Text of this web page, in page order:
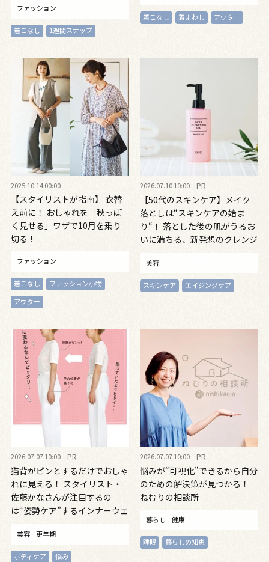
ファッション
着こなし 1週間スナップ
着こなし 着まわし アウター
2025.10.14 00:00
【スタイリストが指南】 衣替
え前に！ おしゃれを「秋っぽ
く見せる」ワザで10月を乗り
切る！
ファッション
着こなし
ファッション小物
アウター
2026.07.10 10:00 PR
【50代のスキンケア】メイク
落としは“スキンケアの始ま
り“！ 落とした後の肌がうるお
いに満ちる、新発想のクレンジ
美容
スキンケア エイジングケア
2026.07.07 10:00 PR
猫背がピンとするだけでおしゃ
れに見える！ スタイリスト・
佐藤かなさんが注目するの
は“姿勢ケア”するインナーウェ
美容 更年期
ボディケア 悩み
2026.07.07 10:00 PR
悩みが“可視化”できるから自分
のための解決策が見つかる！
ねむりの相談所
暮らし 健康
睡眠 暮らしの知恵